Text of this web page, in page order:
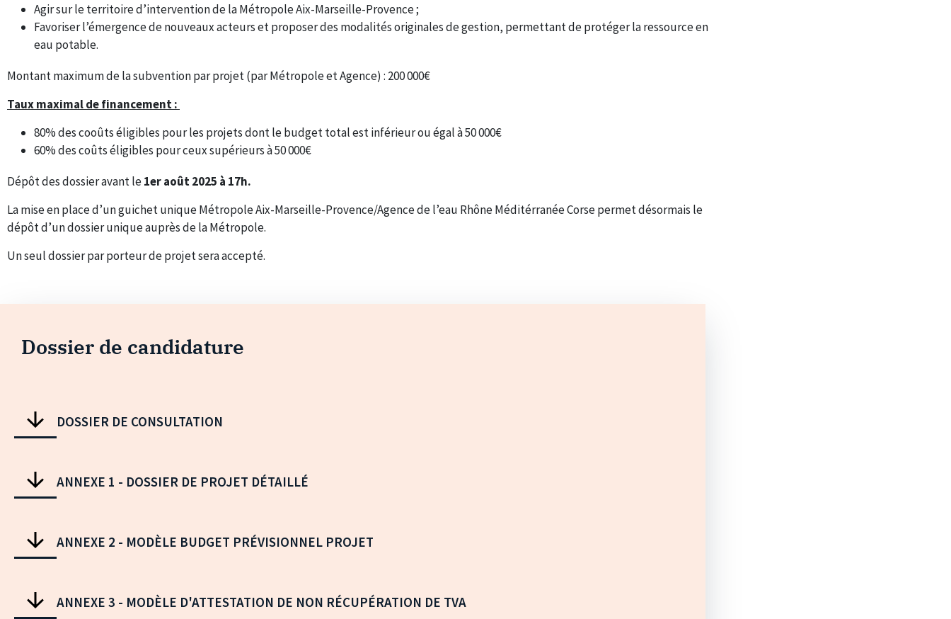
Agir sur le territoire d’intervention de la Métropole Aix-Marseille-Provence ;
Favoriser l’émergence de nouveaux acteurs et proposer des modalités originales de gestion, permettant de protéger la ressource en
eau potable.
Montant maximum de la subvention par projet (par Métropole et Agence) : 200 000€
Taux maximal de financement :
80% des cooûts éligibles pour les projets dont le budget total est inférieur ou égal à 50 000€
60% des coûts éligibles pour ceux supérieurs à 50 000€
Dépôt des dossier avant le1er août 2025 à 17h.
La mise en place d’un guichet unique Métropole Aix-Marseille-Provence/Agence de l’eau Rhône Méditérranée Corse permet désormais le
dépôt d’un dossier unique auprès de la Métropole.
Un seul dossier par porteur de projet sera accepté.
Dossier de candidature
DOSSIER DE CONSULTATION
ANNEXE 1 - DOSSIER DE PROJET DÉTAILLÉ
ANNEXE 2 - MODÈLE BUDGET PRÉVISIONNEL PROJET
ANNEXE 3 - MODÈLE D'ATTESTATION DE NON RÉCUPÉRATION DE TVA